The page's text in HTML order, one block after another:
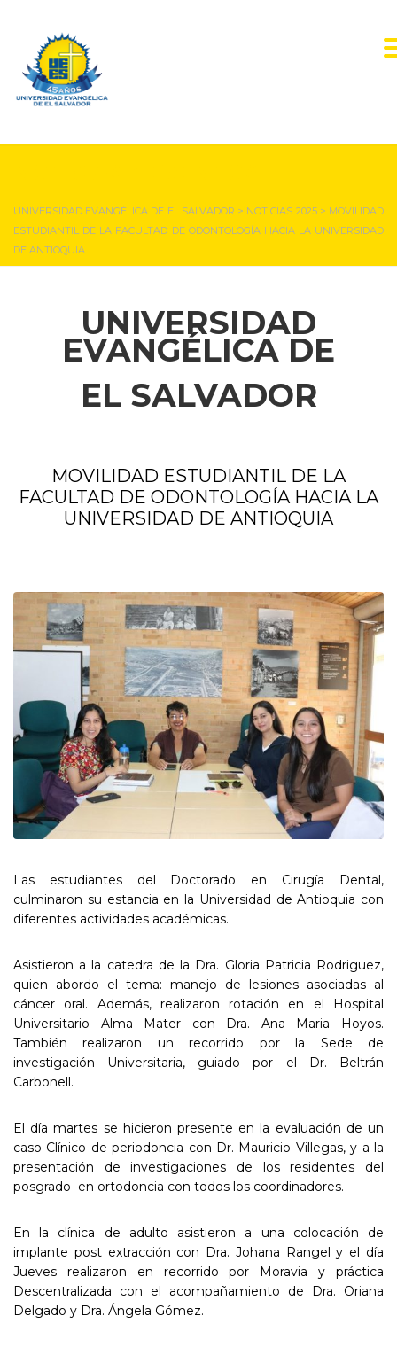
UNIVERSIDAD EVANGÉLICA DE EL SALVADOR > NOTICIAS 2025> MOVILIDAD
ESTUDIANTIL DE LA FACULTAD DE ODONTOLOGÍA HACIA LA UNIVERSIDAD
DE ANTIOQUIA
UNIVERSIDAD
EVANGÉLICA DE
EL SALVADOR
MOVILIDAD ESTUDIANTIL DE LA
FACULTAD DE ODONTOLOGÍA HACIA LA
UNIVERSIDAD DE ANTIOQUIA
Las estudiantes del Doctorado en Cirugía Dental,
culminaron su estancia en la Universidad de Antioquia con
diferentes actividades académicas.
Asistieron a la catedra de la Dra. Gloria Patricia Rodriguez,
quien abordo el tema: manejo de lesiones asociadas al
cáncer oral. Además, realizaron rotación en el Hospital
Universitario Alma Mater con Dra. Ana Maria Hoyos.
También realizaron un recorrido por la Sede de
investigación Universitaria, guiado por el Dr. Beltrán
Carbonell.
El día martes se hicieron presente en la evaluación de un
caso Clínico de periodoncia con Dr. Mauricio Villegas, y a la
presentación de investigaciones de los residentes del
posgrado en ortodoncia con todos los coordinadores.
En la clínica de adulto asistieron a una colocación de
implante post extracción con Dra. Johana Rangel y el día
Jueves realizaron en recorrido por Moravia y práctica
Descentralizada con el acompañamiento de Dra. Oriana
Delgado y Dra. Ángela Gómez.